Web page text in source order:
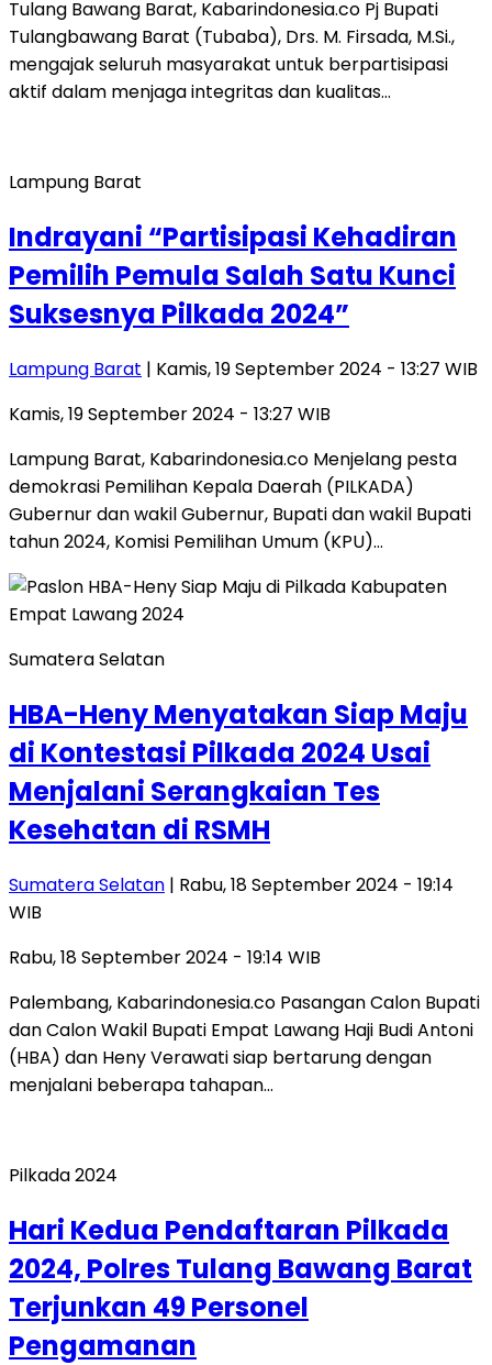
Tulang Bawang Barat, Kabarindonesia.co Pj Bupati
Tulangbawang Barat (Tubaba), Drs. M. Firsada, M.Si.,
mengajak seluruh masyarakat untuk berpartisipasi
aktif dalam menjaga integritas dan kualitas…
Lampung Barat
Indrayani “Partisipasi Kehadiran
Pemilih Pemula Salah Satu Kunci
Suksesnya Pilkada 2024”
Lampung Barat | Kamis, 19 September 2024 - 13:27 WIB
Kamis, 19 September 2024 - 13:27 WIB
Lampung Barat, Kabarindonesia.co Menjelang pesta
demokrasi Pemilihan Kepala Daerah (PILKADA)
Gubernur dan wakil Gubernur, Bupati dan wakil Bupati
tahun 2024, Komisi Pemilihan Umum (KPU)…
Sumatera Selatan
HBA-Heny Menyatakan Siap Maju
di Kontestasi Pilkada 2024 Usai
Menjalani Serangkaian Tes
Kesehatan di RSMH
Sumatera Selatan | Rabu, 18 September 2024 - 19:14
WIB
Rabu, 18 September 2024 - 19:14 WIB
Palembang, Kabarindonesia.co Pasangan Calon Bupati
dan Calon Wakil Bupati Empat Lawang Haji Budi Antoni
(HBA) dan Heny Verawati siap bertarung dengan
menjalani beberapa tahapan…
Pilkada 2024
Hari Kedua Pendaftaran Pilkada
2024, Polres Tulang Bawang Barat
Terjunkan 49 Personel
Pengamanan